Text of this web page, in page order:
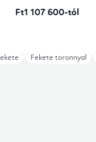
Ft1 107 600-tól
Fekete toronnyal